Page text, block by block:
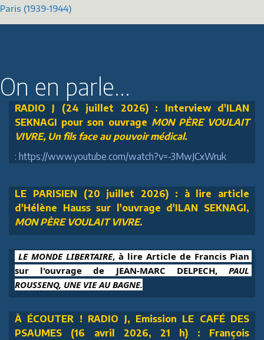
Paris (1939-1944)
On en parle...
RADIO J (24 juillet 2026) : Interview d'ILAN
SEKNAGI pour son ouvrage MON PÈRE VOULAIT
VIVRE, Un fils face au pouvoir médical.
: https://www.youtube.com/watch?v=-3MwJCxWruk
LE PARISIEN (20 juillet 2026) : à lire article
d'Hélène Hauss sur l'ouvrage d'ILAN SEKNAGI,
MON PÈRE VOULAIT VIVRE.
LE MONDE LIBERTAIRE, à lire Article de Francis Pian
sur l'ouvrage de JEAN-MARC DELPECH, PAUL
ROUSSENQ, UNE VIE AU BAGNE.
À ÉCOUTER ! RADIO J, Emission LE CAFÉ DES
PSAUMES (16 avril 2026, 21 h) : François